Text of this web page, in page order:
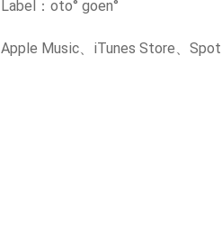
Label：oto° goen°
Apple Music、iTunes Store、